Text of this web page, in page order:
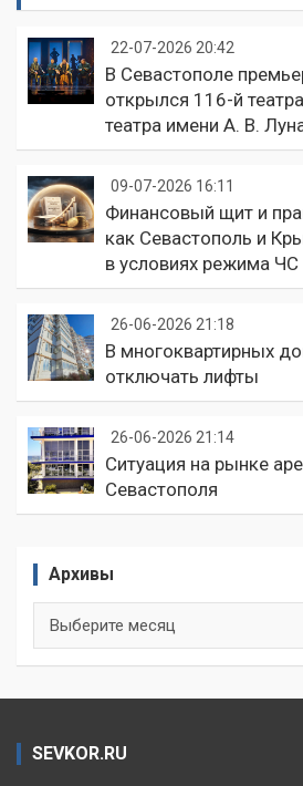
22-07-2026 20:42
В Севастополе
открылся 116-й
театра имени А. В.
09-07-2026 16:11
Финансовый щит и
как Севастополь и
в условиях режима ЧС
26-06-2026 21:18
В многоквартирных
отключать лифты
26-06-2026 21:14
Ситуация на рынке
Севастополя
Архивы
SEVKOR.RU